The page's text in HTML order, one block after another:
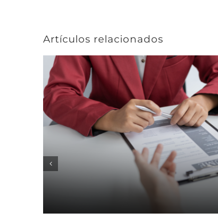
Artículos relacionados